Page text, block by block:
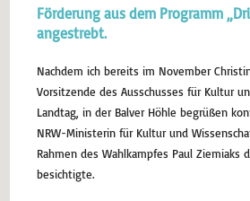
Förderung aus dem Programm
angestrebt.
Nachdem ich bereits im November
Vorsitzende des Ausschusses für Kultur
Landtag, in der Balver Höhle begrüßen
NRW-Ministerin für Kultur und
Rahmen des Wahlkampfes Paul Ziemiaks
besichtigte.